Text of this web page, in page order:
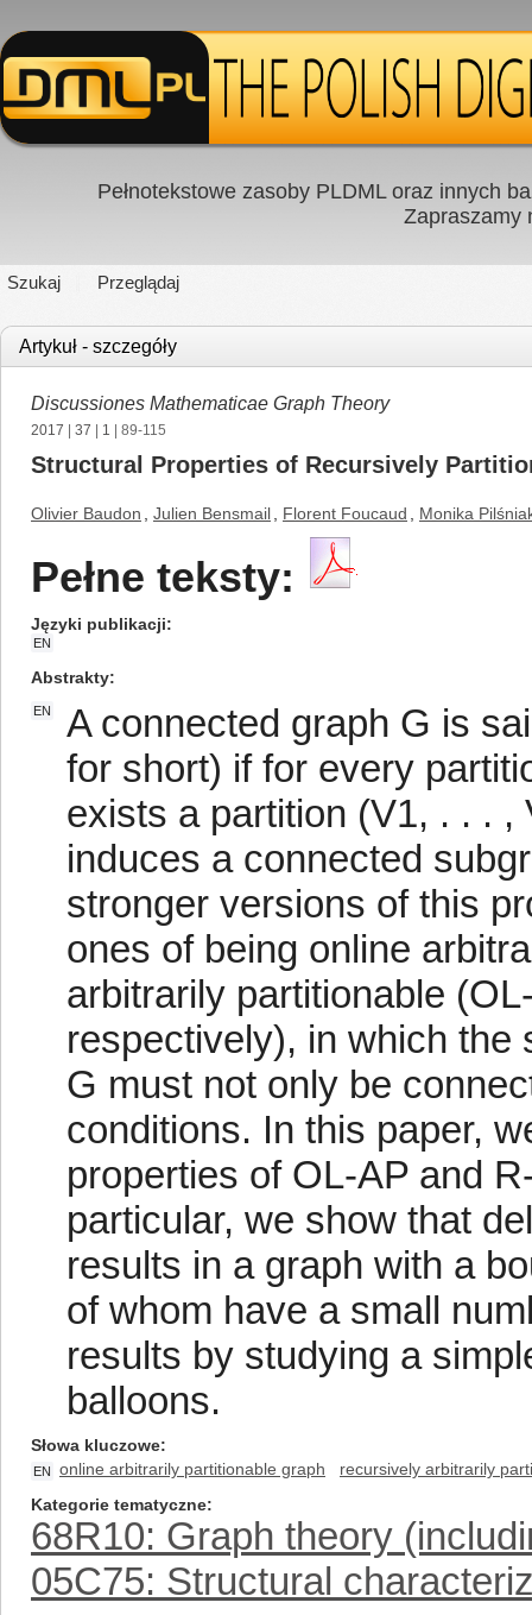
Pełnotekstowe zasoby PLDML oraz innych
Zapraszamy
Szukaj Przeglądaj
Artykuł - szczegóły
Discussiones Mathematicae Graph Theory
2017 37 1 | 89-115
Structural Properties of Recursively
Olivier Baudon Julien Bensmail Florent Foucaud Monika
Pełne teksty:
Języki publikacji
EN
Abstrakty
EN
A connected graph G is
for short) if for every
exists a partition (V1, . . .
induces a connected
stronger versions of this
ones of being online
arbitrarily partitionable
respectively), in which the
G must not only be
conditions. In this paper,
properties of OL-AP and
particular, we show that
results in a graph with a
of whom have a small
results by studying a
balloons.
Słowa kluczowe
EN online arbitrarily partitionable graph
recursively arbitrarily
Kategorie tematyczne
68R10: Graph theory
05C75: Structural